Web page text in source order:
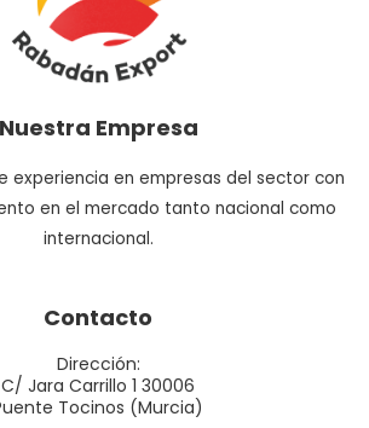
Nuestra Empresa
experiencia en empresas del sector con
en el mercado tanto nacional como
internacional.
Contacto
Dirección:
C/ Jara Carrillo 1 30006
Tocinos (Murcia)